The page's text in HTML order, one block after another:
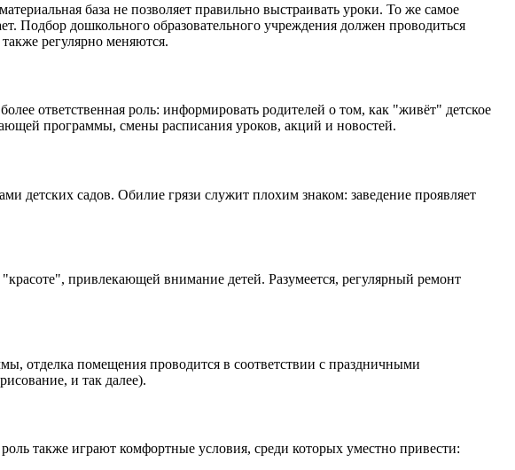
база не позволяет правильно выстраивать уроки. То же самое
Подбор дошкольного образовательного учреждения должен проводиться
регулярно меняются.
ответственная роль: информировать родителей о том, как "живёт" детское
программы, смены расписания уроков, акций и новостей.
детских садов. Обилие грязи служит плохим знаком: заведение проявляет
привлекающей внимание детей. Разумеется, регулярный ремонт
отделка помещения проводится в соответствии с праздничными
и так далее).
также играют комфортные условия, среди которых уместно привести: